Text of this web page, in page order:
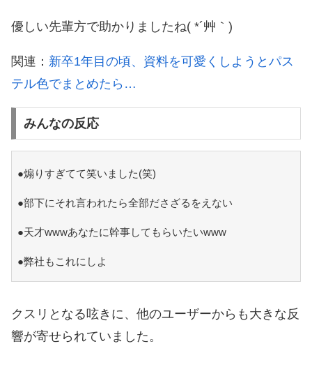
優しい先輩方で助かりましたね( *´艸｀)
関連： 新卒1年目の頃、資料を可愛くしようとパス
テル色でまとめたら…
みんなの反応
●煽りすぎてて笑いました(笑)
●部下にそれ言われたら全部ださざるをえない
●天才wwwあなたに幹事してもらいたいwww
●弊社もこれにしよ
クスリとなる呟きに、他のユーザーからも大きな反
響が寄せられていました。